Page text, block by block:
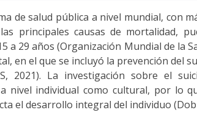
de salud pública a nivel mundial, con
principales causas de mortalidad,
a 29 años (Organización Mundial de la
en el que se incluyó la prevención del
2021). La investigación sobre el
nivel individual como cultural, por lo
el desarrollo integral del individuo